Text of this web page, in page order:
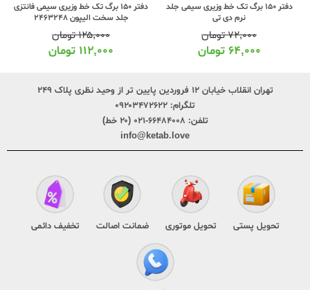
دفتر 150 برگ تک خط وزیری سیمی جلد
نرم دی تی
۷۲,۰۰۰تومان
۶۴,۰۰۰ تومان
دفتر 150 برگ تک خط وزیری سیمی فانتزی
جلد سخت الیپون 2463248
۱۲۵,۰۰۰تومان
۱۱۲,۰۰۰ تومان
تهران انقلاب خیابان ۱۲ فروردین پایین تر از وحید نظری پلاک ۲۴۹
تلگرام: ۰۹۲۰۳۴۷۲۶۲۲
تلفن: ۶۶۴۸۴۰۰۸-۰۲۱ (۲۰ خط)
info@ketab.love
تحویل پستی تحویل موتوری ضمانت اصالت تخفیف دائمی